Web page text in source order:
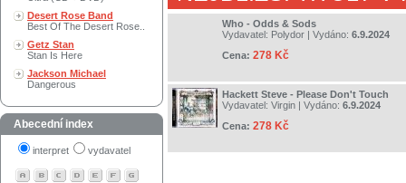
Desert Rose Band
Best Of The Desert Rose..
Getz Stan
Stan Is Here
Jackson Michael
Dangerous
Abecední index
interpret vydavatel
Who - Odds & Sods
Vydavatel: Polydor | Vydáno: 6.9.2024
Cena: 278 Kč
Hackett Steve - Please Don't Touch
Vydavatel: Virgin | Vydáno: 6.9.2024
Cena: 278 Kč